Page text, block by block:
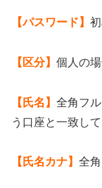
【パスワード】
【区分】 個人の
【氏名】 全角フ
う口座と一致し
【氏名カナ】 全